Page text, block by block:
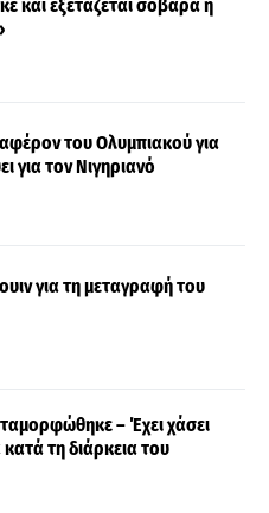
και εξετάζεται σοβαρά η
του Ολυμπιακού για
για τον Νιγηριανό
για τη μεταγραφή του
– Έχει χάσει
τη διάρκεια του